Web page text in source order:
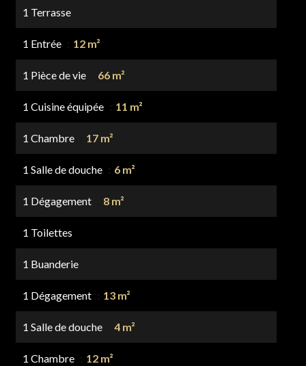
1 Terrasse
1 Entrée 12 m²
1 Pièce de vie 66 m²
1 Cuisine équipée 11 m²
1 Chambre 17 m²
1 Salle de douche 6 m²
1 Dégagement 8 m²
1 Toilettes
1 Buanderie
1 Dégagement 13 m²
1 Salle de douche 4 m²
1 Chambre 12 m²